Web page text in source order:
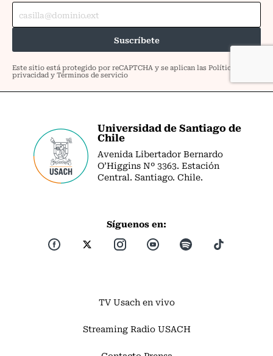
Universidad de Santiago de
Chile
Avenida Libertador Bernardo
O’Higgins Nº 3363. Estación
Central. Santiago. Chile.
Síguenos en:
TV Usach en vivo
Streaming Radio USACH